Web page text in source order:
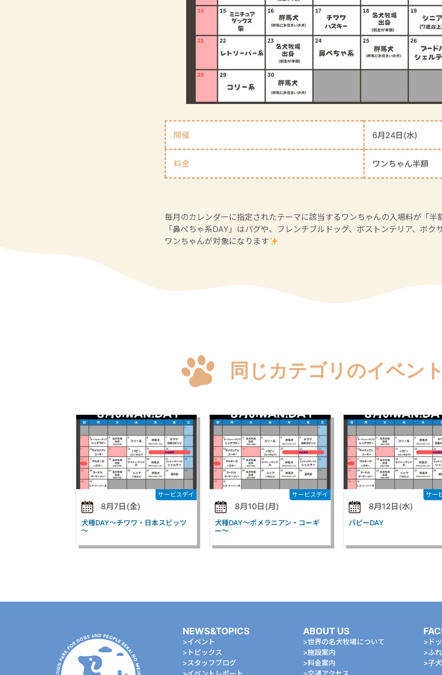
開催 6月24日(水)
料金 ワンちゃん半額
毎月のカレンダーに指定されたテーマに該当するワンちゃんの入場料が「半
「鼻ぺちゃ系DAY」はパグや、フレンチブルドッグ、ボストンテリア、ボク
ワンちゃんが対象になります
同じカテゴリのイベント
サービスデイ
8月7日(金)
犬種DAY～チワワ・日本スピッツ
～
サービスデイ
8月10日(月)
犬種DAY～ポメラニアン・コーギ
ー～
サー
8月12日(水)
パピーDAY
NEWS&TOPICS
イベント
トピックス
スタッフブログ
イベントレポート
ABOUT US
世界の名犬牧場について
施設案内
料金案内
交通アクセス
ド
ふ
⼦